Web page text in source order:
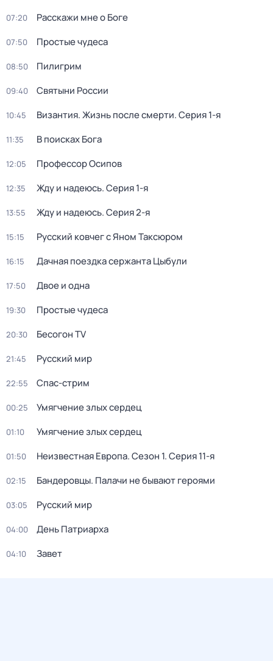
07:20 Расскажи мне о Боге
07:50 Простые чудеса
08:50 Пилигрим
09:40 Святыни России
10:45 Византия. Жизнь после смерти. Серия 1-я
11:35 В поисках Бога
12:05 Профессор Осипов
12:35 Жду и нaдeюсь. Серия 1-я
13:55 Жду и нaдeюсь. Серия 2-я
15:15 Русский ковчег с Яном Таксюром
16:15 Дачная поездка сержанта Цыбули
17:50 Двое и одна
19:30 Простые чудеса
20:30 Бесогон TV
21:45 Русский мир
22:55 Спас-стрим
00:25 Умягчение злых сердец
01:10 Умягчение злых сердец
01:50 Неизвестная Европа. Сезон 1. Серия 11-я
02:15 Бандерoвцы. Пaлачи не бывают героями
03:05 Русский мир
04:00 День Патриарха
04:10 Завет